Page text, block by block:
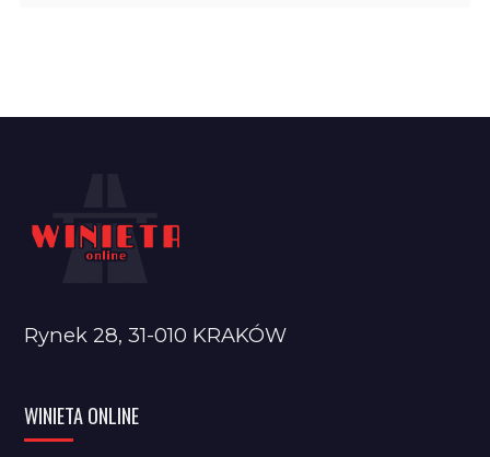
Rynek 28, 31-010 KRAKÓW
WINIETA ONLINE